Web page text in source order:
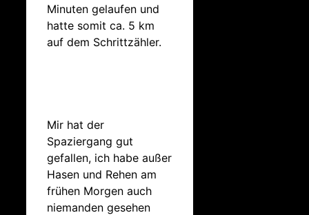
Minuten gelaufen und
hatte somit ca. 5 km
auf dem Schrittzähler.
Mir hat der
Spaziergang gut
gefallen, ich habe außer
Hasen und Rehen am
frühen Morgen auch
niemanden gesehen